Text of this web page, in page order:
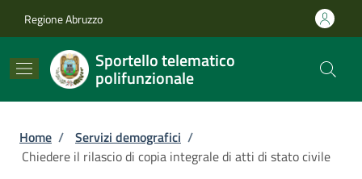
Regione Abruzzo
Sportello telematico
polifunzionale
Briciole di pane
Home / Servizi demografici /
Chiedere il rilascio di copia integrale di atti di stato civile